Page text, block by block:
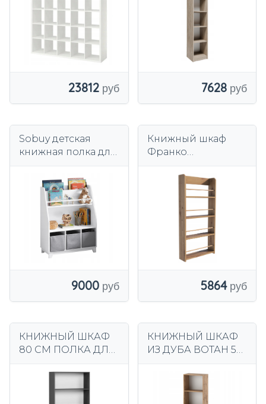
23812 7628
Sobuy детская
книжная полка для
белый 3 полки
шкаф KMB34-в
9000
Книжный шкаф
Франко
открытая полка
игрушки книга
5864
КНИЖНЫЙ ШКАФ
80 СМ ПОЛКА ДЛЯ
АНТРАЦИТОВЫЙ
КНИЖНЫЙ ШКАФ
ИЗ ДУБА ВОТАН 50
СОЕДИНИТЕЛЯМИ
ДЛЯ ШКАФА